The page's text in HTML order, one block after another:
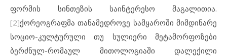
ფორმის სინთეზის საინტერესო მაგალითია.
[2]ქორეოგრაფმა თანამედროვე სამყაროში მიმდინარე
სოციო-კულტურული თუ სულიერი მეტამორფოზები
ბერძნულ-რომაულ მითოლოგიაში დალექილი